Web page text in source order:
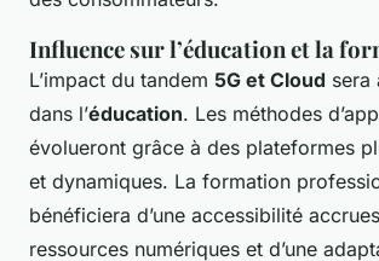
Influence sur l’éducation et la
L’impact du tandem 5G et Cloud sera
dans l’éducation. Les méthodes
évolueront grâce à des plateformes
et dynamiques. La formation
bénéficiera d’une accessibilité
ressources numériques et d’une